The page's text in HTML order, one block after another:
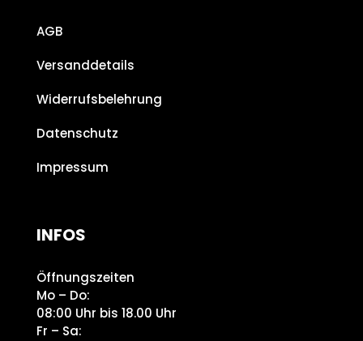
AGB
Versanddetails
Widerrufsbelehrung
Datenschutz
Impressum
INFOS
Öffnungszeiten
Mo – Do:
08:00 Uhr bis 18.00 Uhr
Fr – Sa: